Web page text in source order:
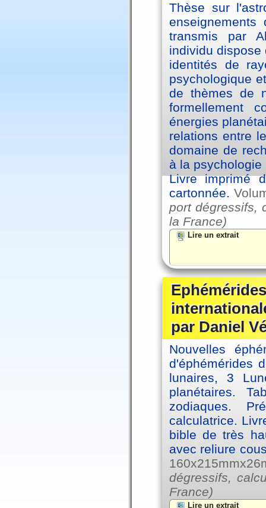
Thèse sur
transmis par
individu
identités de
psychologique
de thèmes de
formellement
énergies
relations entre
domaine de
à la
Livre imprimé
cartonnée.
port dégressifs,
la France)
Lire un extrait
par Daniel
Nouvelles
d'éphémérides
lunaires, 3
planétaires.
zodiaques.
calculatrice.
bible de très
avec reliure
dégressifs,
France)
Lire un extrait